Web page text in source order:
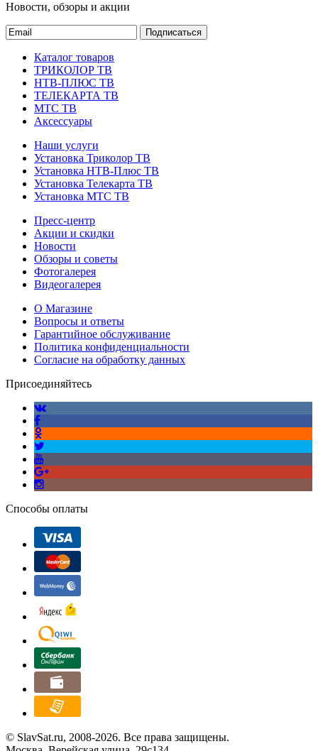
Новости, обзоры и акции
Подписаться
Каталог товаров
ТРИКОЛОР ТВ
НТВ-ПЛЮС ТВ
ТЕЛЕКАРТА ТВ
МТС ТВ
Аксессуары
Наши услуги
Установка Триколор ТВ
Установка НТВ-Плюс ТВ
Установка Телекарта ТВ
Установка МТС ТВ
Пресс-центр
Акции и скидки
Новости
Обзоры и советы
Фотогалерея
Видеогалерея
О Магазине
Вопросы и ответы
Гарантийное обслуживание
Политика конфиденциальности
Согласие на обработку данных
Присоединяйтесь
Способы оплаты
© SlavSat.ru, 2008-2026. Все права защищены.